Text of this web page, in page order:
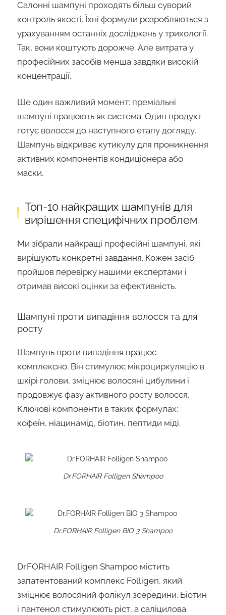
Салонні шампуні проходять більш суворий
контроль якості. Їхні формули розробляються з
урахуванням останніх досліджень у трихології.
Так, вони коштують дорожче. Але витрата у
професійних засобів менша завдяки високій
концентрації.
Ще один важливий момент: преміальні
шампуні працюють як система. Один продукт
готує волосся до наступного етапу догляду.
Шампунь відкриває кутикулу для проникнення
активних компонентів кондиціонера або
маски.
Топ-10 найкращих шампунів для
вирішення специфічних проблем
Ми зібрали найкращі професійні шампуні, які
вирішують конкретні завдання. Кожен засіб
пройшов перевірку нашими експертами і
отримав високі оцінки за ефективність.
Шампуні проти випадіння волосся та для
росту
Шампунь проти випадіння працює
комплексно. Він стимулює мікроциркуляцію в
шкірі голови, зміцнює волосяні цибулини і
продовжує фазу активного росту волосся.
Ключові компоненти в таких формулах:
кофеїн, ніацинамід, біотин, пептиди міді.
Dr.FORHAIR Folligen Shampoo
Dr.FORHAIR Folligen BIO 3 Shampoo
Dr.FORHAIR Folligen Shampoo містить
запатентований комплекс Folligen, який
зміцнює волосяний фолікул зсередини. Біотин
і пантенол стимулюють ріст, а саліцилова